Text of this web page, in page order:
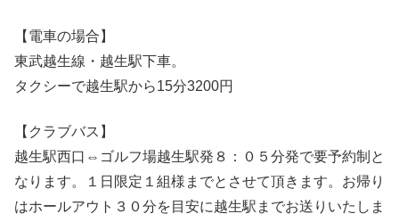
【電車の場合】
東武越生線・越生駅下車。
タクシーで越生駅から15分3200円
【クラブバス】
越生駅西口⇔ゴルフ場越生駅発８：０５分発で要予約制と
なります。１日限定１組様までとさせて頂きます。お帰り
はホールアウト３０分を目安に越生駅までお送りいたしま